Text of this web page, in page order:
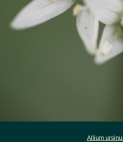
Allium